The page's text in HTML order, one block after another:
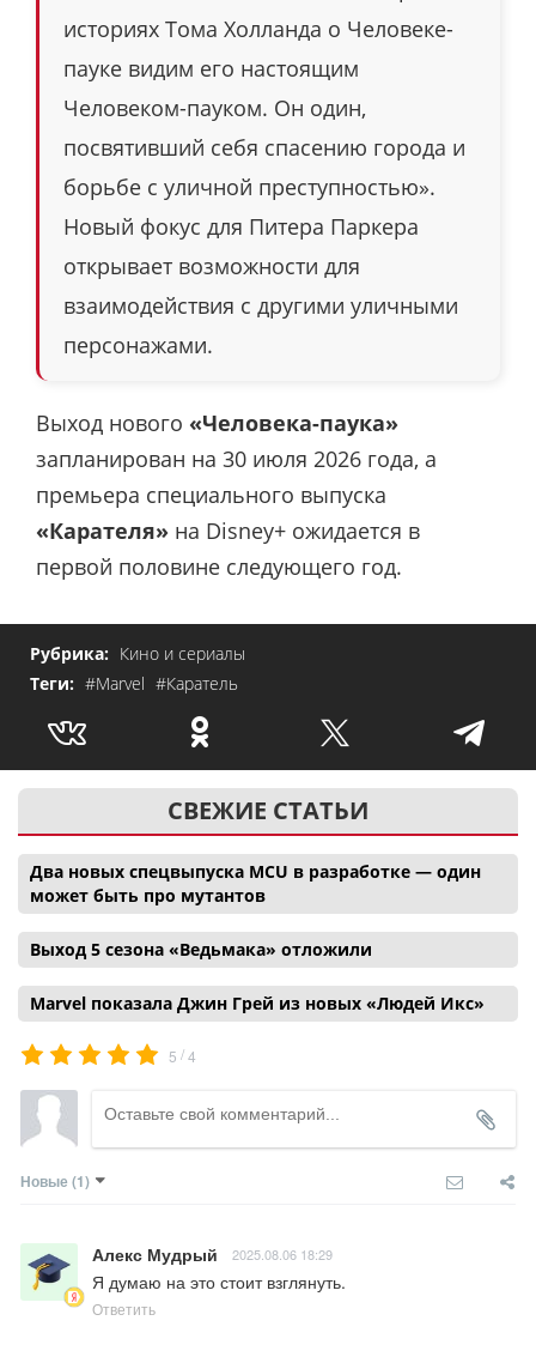
историях Тома Холланда о Человеке-
пауке видим его настоящим
Человеком-пауком. Он один,
посвятивший себя спасению города и
борьбе с уличной преступностью».
Новый фокус для Питера Паркера
открывает возможности для
взаимодействия с другими уличными
персонажами.
Выход нового «Человека-паука»
запланирован на 30 июля 2026 года, а
премьера специального выпуска
«Карателя» на Disney+ ожидается в
первой половине следующего год.
Рубрика: Кино и сериалы
Теги: #Marvel #Каратель
СВЕЖИЕ СТАТЬИ
Два новых спецвыпуска MCU в разработке — один
может быть про мутантов
Выход 5 сезона «Ведьмака» отложили
Marvel показала Джин Грей из новых «Людей Икс»
5 /4
Новые (1)
Алекс Мудрый 2025.08.06 18:29
Я думаю на это стоит взглянуть.
Ответить